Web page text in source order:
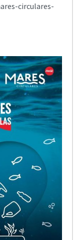
circulares-